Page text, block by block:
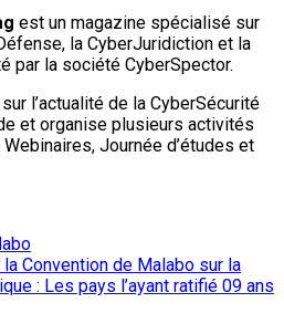
est un magazine spécialisé sur
la CyberJuridiction et la
par la société CyberSpector.
l’actualité de la CyberSécurité
et organise plusieurs activités
Journée d’études et
la Convention de Malabo sur la
: Les pays l’ayant ratifié 09 ans